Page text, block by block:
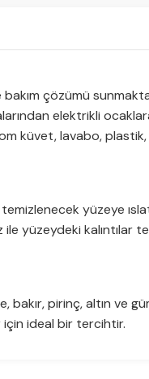
çözümü
elektrikli
küvet, lavabo,
yüzeye
yüzeydeki kalıntılar
pirinç, altın ve
için ideal bir tercihtir.